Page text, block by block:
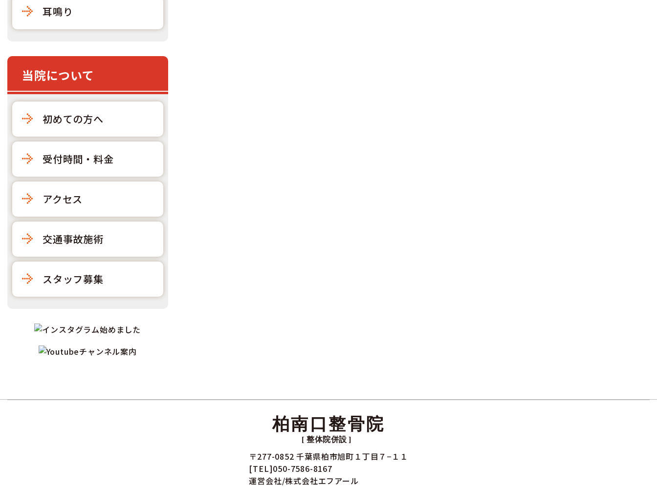
耳鳴り
当院について
初めての方へ
受付時間・料金
アクセス
交通事故施術
スタッフ募集
〒277-0852 千葉県柏市旭町１丁目７−１１
[TEL]050-7586-8167
運営会社/株式会社エフアール